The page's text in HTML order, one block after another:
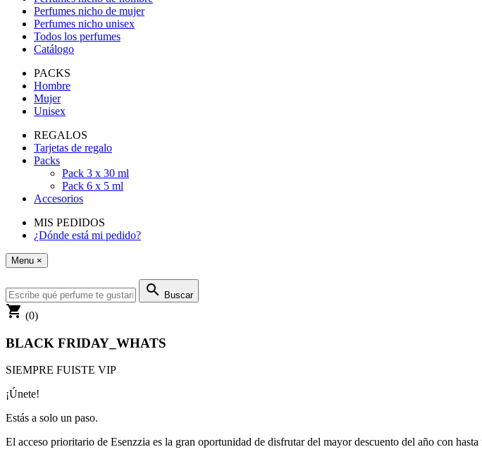
Perfumes nicho de mujer
Perfumes nicho unisex
Todos los perfumes
Catálogo
PACKS
Hombre
Mujer
Unisex
REGALOS
Tarjetas de regalo
Packs
Pack 3 x 30 ml
Pack 6 x 5 ml
Accesorios
MIS PEDIDOS
¿Dónde está mi pedido?
Menu ×
search Buscar
shopping_cart (0)
BLACK FRIDAY_WHATS
SIEMPRE FUISTE VIP
¡Únete!
Estás a solo un paso.
El acceso prioritario de Esenzzia es la gran oportunidad de disfrutar del mayor descuento del año con hasta